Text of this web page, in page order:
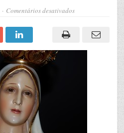
Comentários desativadosem
Senhora
autorizou
Irmã